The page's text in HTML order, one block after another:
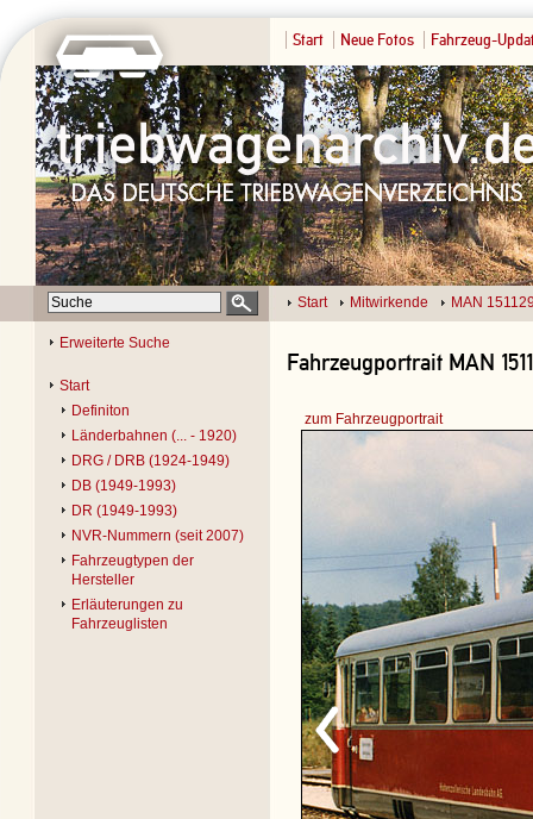
Start Neue Fotos Fahrzeug-
Start Mitwirkende MAN
Erweiterte Suche
Start
Definiton
Länderbahnen (... - 1920)
DRG / DRB (1924-1949)
DB (1949-1993)
DR (1949-1993)
NVR-Nummern (seit 2007)
Fahrzeugtypen der
Hersteller
Erläuterungen zu
Fahrzeuglisten
Fahrzeugportrait MAN
zum Fahrzeugportrait